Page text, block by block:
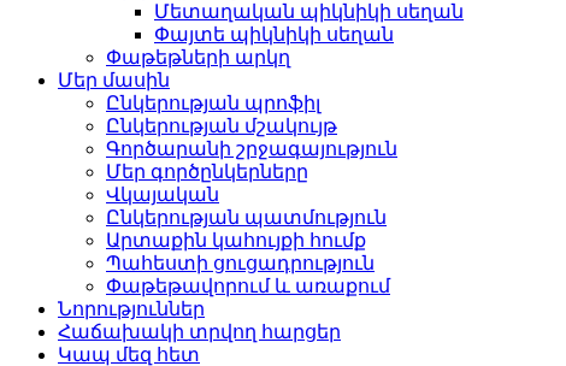
Մետաղական պիկնիկի սեղան
Փայտե պիկնիկի սեղան
Փաթեթների արկղ
Մեր մասին
Ընկերության պրոֆիլ
Ընկերության մշակույթ
Գործարանի շրջագայություն
Մեր գործընկերները
Վկայական
Ընկերության պատմություն
Արտաքին կահույքի հումք
Պահեստի ցուցադրություն
Փաթեթավորում և առաքում
Նորություններ
Հաճախակի տրվող հարցեր
Կապ մեզ հետ